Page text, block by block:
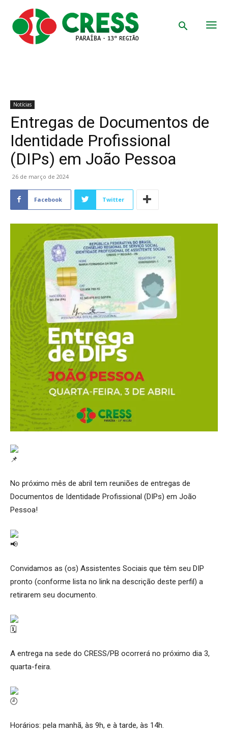
Notícias
Entregas de Documentos de
Identidade Profissional
(DIPs) em João Pessoa
26 de março de 2024
Facebook Twitter
No próximo mês de abril tem reuniões de entregas de
Documentos de Identidade Profissional (DIPs) em João
Pessoa!
Convidamos as (os) Assistentes Sociais que têm seu DIP
pronto (conforme lista no link na descrição deste perfil) a
retirarem seu documento.
A entrega na sede do CRESS/PB ocorrerá no próximo dia 3,
quarta-feira.
Horários: pela manhã, às 9h, e à tarde, às 14h.